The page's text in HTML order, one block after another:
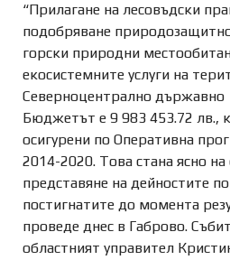
“Прилагане на лесовъдски
подобряване
горски природни
екосистемните услуги на
Северноцентрално държавно
Бюджетът е 9 983 453.72 лв.,
осигурени по Оперативна
2014-2020. Това стана ясно на
представяне на дейностите
постигнатите до момента
проведе днес в Габрово.
областният управител